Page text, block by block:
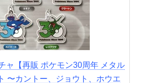
ャ【再販 ポケモン30周年 メタル
〜カントー、ジョウト、ホウエ